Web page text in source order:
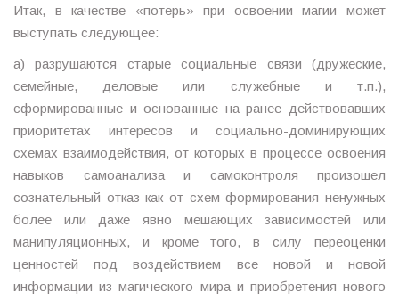
Итак, в качестве «потерь» при освоении магии может
выступать следующее:
а) разрушаются старые социальные связи (дружеские,
семейные, деловые или служебные и т.п.),
сформированные и основанные на ранее действовавших
приоритетах интересов и социально-доминирующих
схемах взаимодействия, от которых в процессе освоения
навыков самоанализа и самоконтроля произошел
сознательный отказ как от схем формирования ненужных
более или даже явно мешающих зависимостей или
манипуляционных, и кроме того, в силу переоценки
ценностей под воздействием все новой и новой
информации из магического мира и приобретения нового